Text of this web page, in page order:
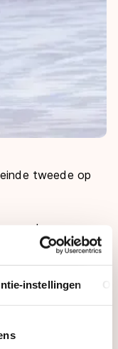
instellingen
tweede op
voor een
wel, voor
(1990, 1991),